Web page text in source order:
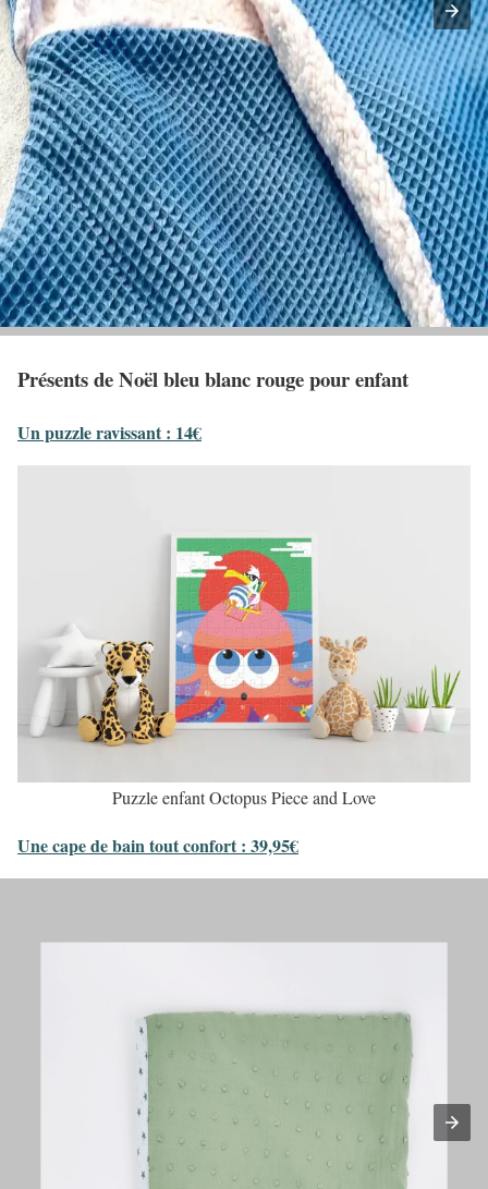
Présents de Noël bleu blanc rouge pour enfant
Un puzzle ravissant : 14€
Puzzle enfant Octopus Piece and Love
Une cape de bain tout confort : 39,95€